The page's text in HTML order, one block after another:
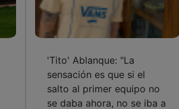
'Tito' Ablanque: "La
sensación es que si el
salto al primer equipo no
se daba ahora, no se iba a